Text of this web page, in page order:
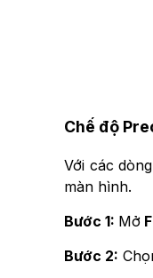
Chế độ
Với các
màn hình.
Bước 1: Mở
Bước 2: